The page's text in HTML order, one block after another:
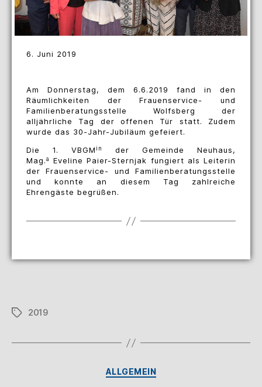
6. Juni 2019
Am Donnerstag, dem 6.6.2019 fand in den
Räumlichkeiten der Frauenservice- und
Familienberatungsstelle Wolfsberg der
alljährliche Tag der offenen Tür statt. Zudem
wurde das 30-Jahr-Jubiläum gefeiert.
Die 1. VBGMin
der Gemeinde Neuhaus,
Mag.a
Eveline Paier-Sternjak fungiert als Leiterin
der Frauenservice- und Familienberatungsstelle
und konnte an diesem Tag zahlreiche
Ehrengäste begrüßen.
2019
ALLGEMEIN